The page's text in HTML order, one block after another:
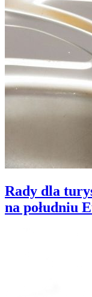
Rady dla
na południu